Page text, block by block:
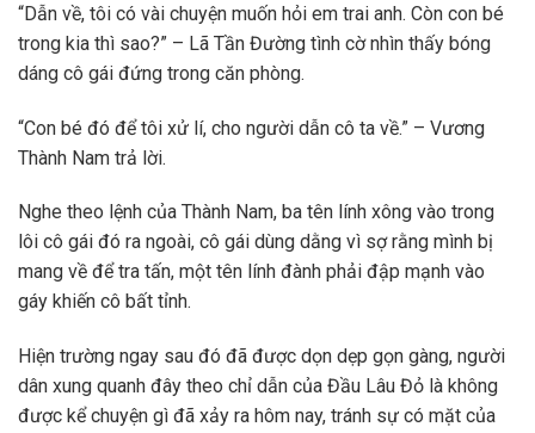
“Dẫn về, tôi có vài chuyện muốn hỏi em trai anh. Còn con bé
trong kia thì sao?” – Lã Tần Đường tình cờ nhìn thấy bóng
dáng cô gái đứng trong căn phòng.
“Con bé đó để tôi xử lí, cho người dẫn cô ta về.” – Vương
Thành Nam trả lời.
Nghe theo lệnh của Thành Nam, ba tên lính xông vào trong
lôi cô gái đó ra ngoài, cô gái dùng dằng vì sợ rằng mình bị
mang về để tra tấn, một tên lính đành phải đập mạnh vào
gáy khiến cô bất tỉnh.
Hiện trường ngay sau đó đã được dọn dẹp gọn gàng, người
dân xung quanh đây theo chỉ dẫn của Đầu Lâu Đỏ là không
được kể chuyện gì đã xảy ra hôm nay, tránh sự có mặt của